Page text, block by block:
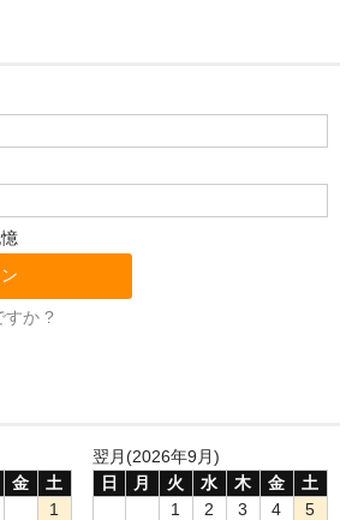
すか ?
金
土
1
翌月(2026年9月)
日
月 火 水 木 金
土
1
2 3 4
5